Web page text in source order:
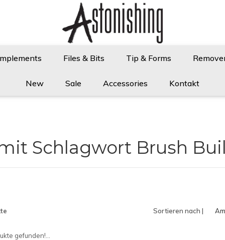
Files & Bits Tip & Forms
New Sale Accessories Kontakt
Schlagwort Brush
Sortieren nach |
gefunden!...